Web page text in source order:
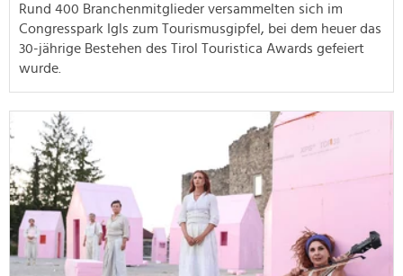
Rund 400 Branchenmitglieder versammelten sich im
Congresspark Igls zum Tourismusgipfel, bei dem heuer das
30-jährige Bestehen des Tirol Touristica Awards gefeiert
wurde.